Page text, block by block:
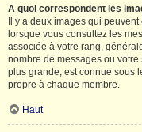
A quoi correspondent les
Il y a deux images qui
lorsque vous consultez les
associée à votre rang,
nombre de messages ou
plus grande, est connue sous
propre à chaque membre.
Haut